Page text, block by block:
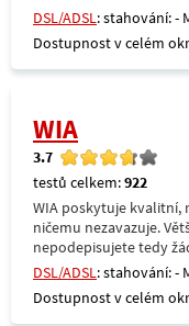
DSL/ADSL: stahování: -
Dostupnost v celém
WIA
3.7
testů celkem:922
WIA poskytuje kvalitní,
ničemu nezavazuje.
nepodepisujete tedy
DSL/ADSL: stahování: -
Dostupnost v celém